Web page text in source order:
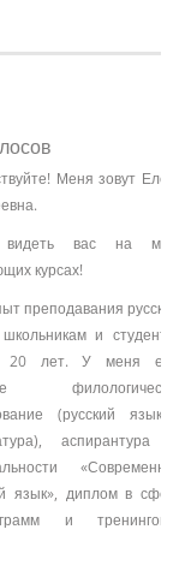
Меня зовут Елена
вас на моих
курсах!
преподавания русского
и студентам
20 лет. У меня есть
филологическое
(русский язык и
аспирантура по
«Современный
язык», диплом в сфере
и тренинговых